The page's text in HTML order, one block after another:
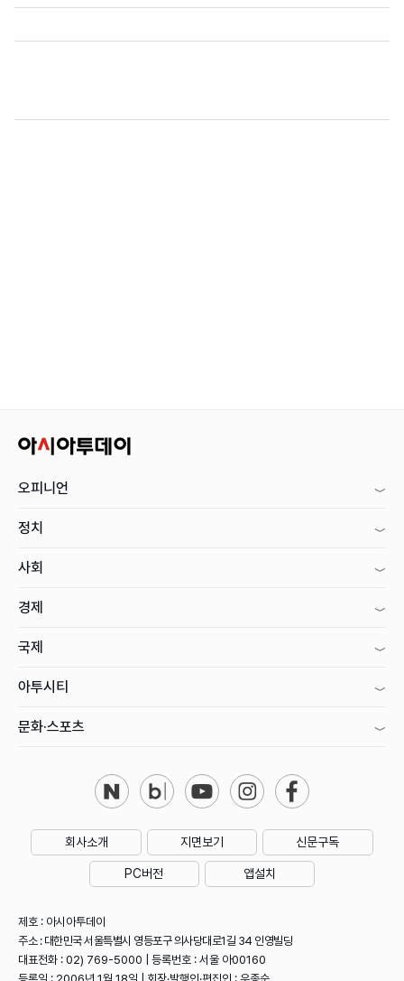
오피니언
정치
사회
경제
국제
아투시티
문화·스포츠
회사소개 지면보기 신문구독
PC버전 앱설치
제호 : 아시아투데이
주소 : 대한민국 서울특별시 영등포구 의사당대로1길 34 인영빌딩
대표전화 : 02) 769-5000 | 등록번호 : 서울 아00160